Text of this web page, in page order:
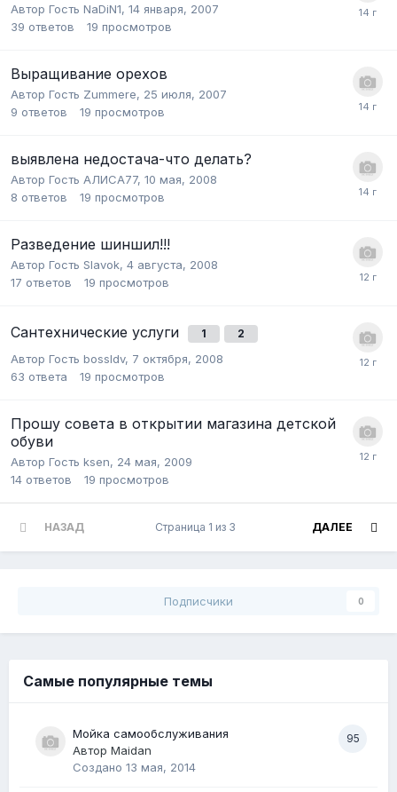
Автор Гость NaDiN1, 14 января, 2007
39 ответов 19 просмотров
Выращивание орехов
Автор Гость Zummere, 25 июля, 2007
9 ответов 19 просмотров
выявлена недостача-что делать?
Автор Гость АЛИСА77, 10 мая, 2008
8 ответов 19 просмотров
Разведение шиншил!!!
Автор Гость Slavok, 4 августа, 2008
17 ответов 19 просмотров
Сантехнические услуги 1 2
Автор Гость bossldv, 7 октября, 2008
63 ответа 19 просмотров
Прошу совета в открытии магазина детской
обуви
Автор Гость ksen, 24 мая, 2009
14 ответов 19 просмотров
НАЗАД ДАЛЕЕ
Страница 1 из 3
Подписчики 0
Самые популярные темы
95
Мойка самообслуживания
Автор Maidan
Создано 13 мая, 2014